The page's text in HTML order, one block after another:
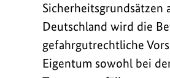
Deutschland wird die
gefahrgutrechtliche
Eigentum sowohl bei